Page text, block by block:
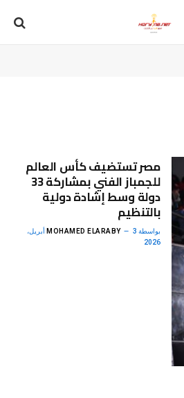
مصر تستضيف كأس العالم
للجمباز الفني بمشاركة 33
دولة وسط إشادة دولية
بالتنظيم
بواسطة MOHAMED ELARABY 3 أبريل،
2026